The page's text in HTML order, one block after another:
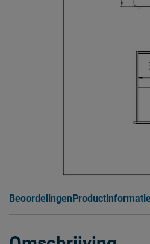
Beoordelingen